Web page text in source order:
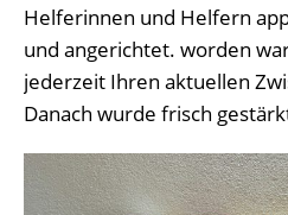
Helferinnen und Helfern
und angerichtet. worden
jederzeit Ihren aktuellen
Danach wurde frisch